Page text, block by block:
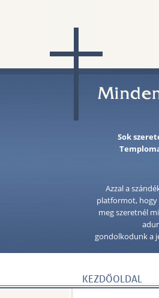
Sok
Azzal a
platformot, hogy
meg szeretnél
gondolkodunk a
KEZDŐOLDAL